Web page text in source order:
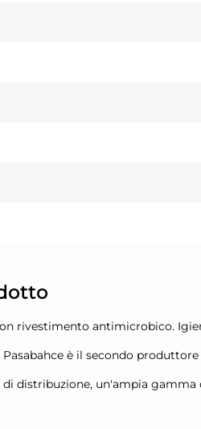
rivestimento antimicrobico.
​​Pasabahce è il secondo
di distribuzione, un'ampia